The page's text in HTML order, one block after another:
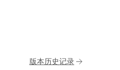
版本历史记录